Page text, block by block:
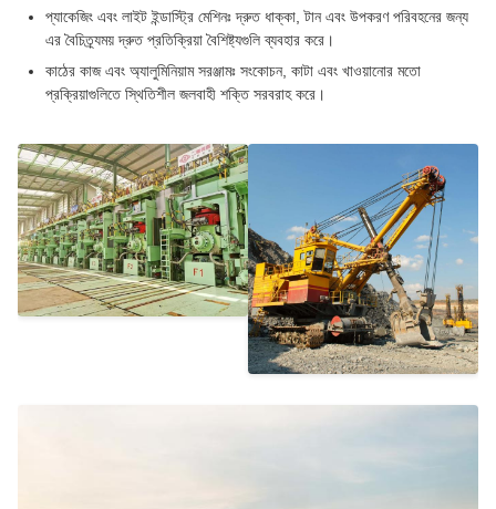
প্যাকেজিং এবং লাইট ইন্ডাস্ট্রি মেশিনঃ দ্রুত ধাক্কা, টান এবং উপকরণ পরিবহনের জন্য
এর বৈচিত্র্যময় দ্রুত প্রতিক্রিয়া বৈশিষ্ট্যগুলি ব্যবহার করে।
কাঠের কাজ এবং অ্যালুমিনিয়াম সরঞ্জামঃ সংকোচন, কাটা এবং খাওয়ানোর মতো
প্রক্রিয়াগুলিতে স্থিতিশীল জলবাহী শক্তি সরবরাহ করে।